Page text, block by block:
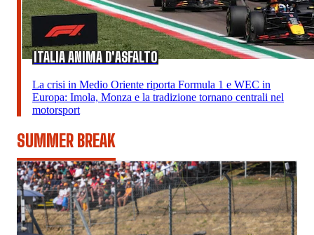
ITALIA ANIMA D'ASFALTO
La crisi in Medio Oriente riporta Formula 1 e WEC in
Europa: Imola, Monza e la tradizione tornano centrali nel
motorsport
SUMMER BREAK